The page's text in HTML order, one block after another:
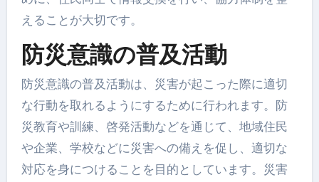
えることが大切です。
防災意識の普及活動
防災意識の普及活動は、災害が起こった際に適切
な行動を取れるようにするために行われます。防
災教育や訓練、啓発活動などを通じて、地域住民
や企業、学校などに災害への備えを促し、適切な
対応を身につけることを目的としています。災害